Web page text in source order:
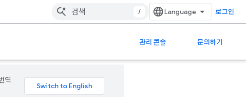
/ 로그인
관리 콘솔 문의하기
역